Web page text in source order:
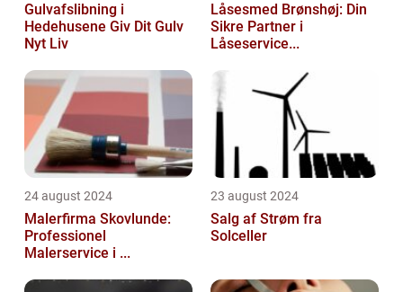
Gulvafslibning i
Hedehusene Giv Dit Gulv
Nyt Liv
Låsesmed Brønshøj: Din
Sikre Partner i
Låseservice...
24 august 2024
Malerfirma Skovlunde:
Professionel
Malerservice i ...
23 august 2024
Salg af Strøm fra
Solceller